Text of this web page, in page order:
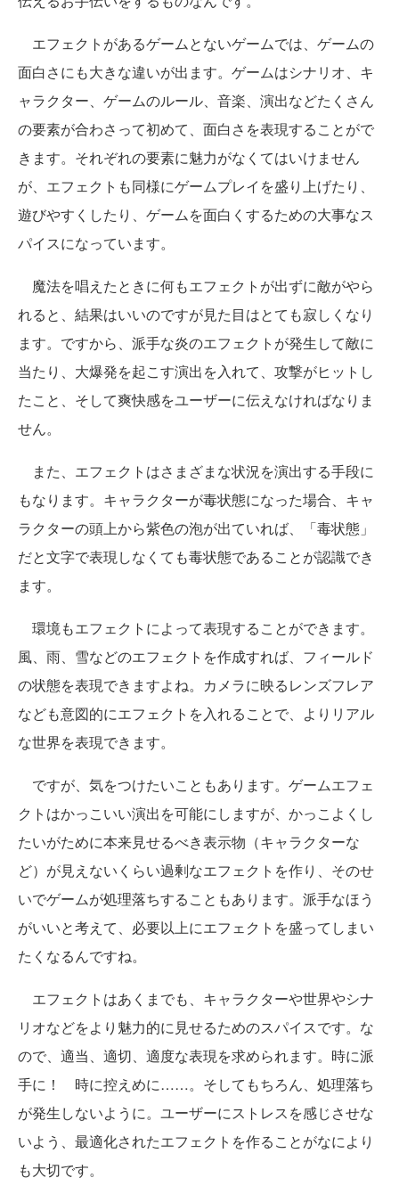
エフェクトがあるゲームとないゲームでは、ゲームの
面白さにも大きな違いが出ます。ゲームはシナリオ、キ
ャラクター、ゲームのルール、音楽、演出などたくさん
の要素が合わさって初めて、面白さを表現することがで
きます。それぞれの要素に魅力がなくてはいけません
が、エフェクトも同様にゲームプレイを盛り上げたり、
遊びやすくしたり、ゲームを面白くするための大事なス
パイスになっています。
魔法を唱えたときに何もエフェクトが出ずに敵がやら
れると、結果はいいのですが見た目はとても寂しくなり
ます。ですから、派手な炎のエフェクトが発生して敵に
当たり、大爆発を起こす演出を入れて、攻撃がヒットし
たこと、そして爽快感をユーザーに伝えなければなりま
せん。
また、エフェクトはさまざまな状況を演出する手段に
もなります。キャラクターが毒状態になった場合、キャ
ラクターの頭上から紫色の泡が出ていれば、「毒状態」
だと文字で表現しなくても毒状態であることが認識でき
ます。
環境もエフェクトによって表現することができます。
風、雨、雪などのエフェクトを作成すれば、フィールド
の状態を表現できますよね。カメラに映るレンズフレア
なども意図的にエフェクトを入れることで、よりリアル
な世界を表現できます。
ですが、気をつけたいこともあります。ゲームエフェ
クトはかっこいい演出を可能にしますが、かっこよくし
たいがために本来見せるべき表示物（キャラクターな
ど）が見えないくらい過剰なエフェクトを作り、そのせ
いでゲームが処理落ちすることもあります。派手なほう
がいいと考えて、必要以上にエフェクトを盛ってしまい
たくなるんですね。
エフェクトはあくまでも、キャラクターや世界やシナ
リオなどをより魅力的に見せるためのスパイスです。な
ので、適当、適切、適度な表現を求められます。時に派
手に！ 時に控えめに……。そしてもちろん、処理落ち
が発生しないように。ユーザーにストレスを感じさせな
いよう、最適化されたエフェクトを作ることがなにより
も大切です。